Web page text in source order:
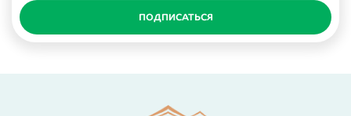
ПОДПИСАТЬСЯ